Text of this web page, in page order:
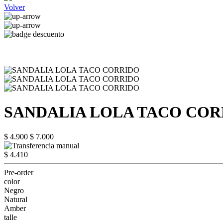
Volver
SANDALIA LOLA TACO
$ 4.900 $ 7.000
$ 4.410
Pre-order
color
Negro
Natural
Amber
talle